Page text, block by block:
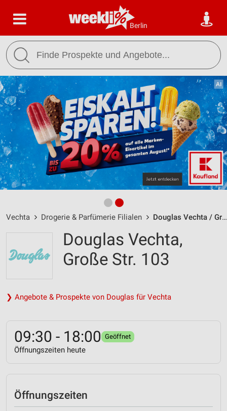
Berlin
Vechta Drogerie & Parfümerie Filialen Douglas Vechta / Große Str. 103 - Öffnungszeiten & Adresse
Douglas Vechta,
Große Str. 103
❯ Angebote & Prospekte von Douglas für Vechta
09:30 - 18:00 Geöffnet
Öffnungszeiten heute
Öffnungszeiten